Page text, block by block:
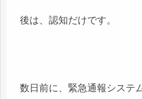
後は、認知だけです。
数日前に、緊急通報システ